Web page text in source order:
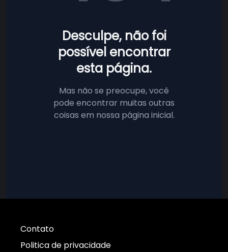
Desculpe, não foi
possível encontrar
esta página.
Mas não se preocupe, você
pode encontrar muitas outras
coisas em nossa página inicial.
Contato
Politica de privacidade